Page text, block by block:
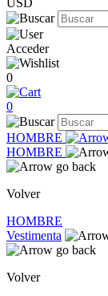
USD
Acceder
0
0
HOMBRE
HOMBRE
Volver
HOMBRE
Vestimenta
Volver